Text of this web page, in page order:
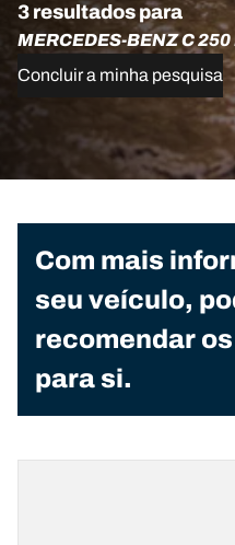
3 resultados para
MERCEDES-BENZ C
Concluir a minha pesquisa
Com mais
seu veículo,
recomendar
para si.